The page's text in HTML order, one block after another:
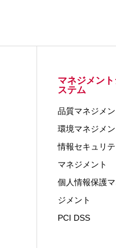
マネジメント
ステム
品質マネジメン
環境マネジメン
情報セキュリテ
マネジメント
個人情報保護
ジメント
PCI DSS